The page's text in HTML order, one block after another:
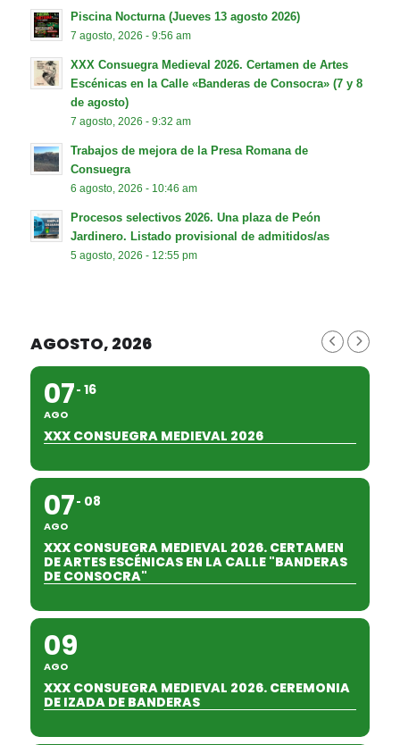
Piscina Nocturna (Jueves 13 agosto 2026)
7 agosto, 2026 - 9:56 am
XXX Consuegra Medieval 2026. Certamen de Artes
Escénicas en la Calle «Banderas de Consocra» (7 y 8
de agosto)
7 agosto, 2026 - 9:32 am
Trabajos de mejora de la Presa Romana de
Consuegra
6 agosto, 2026 - 10:46 am
Procesos selectivos 2026. Una plaza de Peón
Jardinero. Listado provisional de admitidos/as
5 agosto, 2026 - 12:55 pm
AGOSTO, 2026
07
AGO
16
XXX CONSUEGRA MEDIEVAL 2026
07
AGO
08
XXX CONSUEGRA MEDIEVAL 2026. CERTAMEN
DE ARTES ESCÉNICAS EN LA CALLE "BANDERAS
DE CONSOCRA"
09
AGO
XXX CONSUEGRA MEDIEVAL 2026. CEREMONIA
DE IZADA DE BANDERAS